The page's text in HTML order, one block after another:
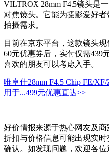
VILTROX 28mm F4.5镜头是
对焦镜头。它能为摄影爱好
拍摄需求。
目前在京东平台，这款镜头
60元优惠券后，实付仅需439
喜欢的朋友可以考虑入手。
唯卓仕28mm F4.5 Chip FE/
用于...499元优惠直达>>
好价情报来源于热心网友及
折扣与价格信息可能出现实
确认。如发现问题，欢迎各位